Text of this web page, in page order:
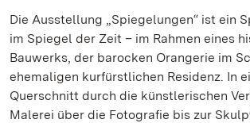
Die Ausstellung „Spiegelungen“ ist ein
im Spiegel der Zeit – im Rahmen eines
Bauwerks, der barocken Orangerie im
ehemaligen kurfürstlichen Residenz. In
Querschnitt durch die künstlerischen
Malerei über die Fotografie bis zur